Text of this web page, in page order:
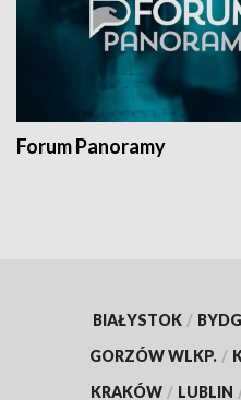
Forum Panoramy
BIAŁYSTOK /
GORZÓW WLKP. /
KRAKÓW / LUBLIN